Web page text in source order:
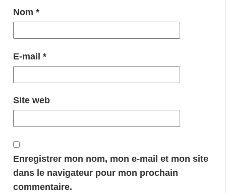
Nom *
E-mail *
Site web
Enregistrer mon nom, mon e-mail et mon site
dans le navigateur pour mon prochain
commentaire.